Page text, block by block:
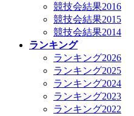
競技会結果2016
競技会結果2015
競技会結果2014
ランキング
ランキング2026
ランキング2025
ランキング2024
ランキング2023
ランキング2022